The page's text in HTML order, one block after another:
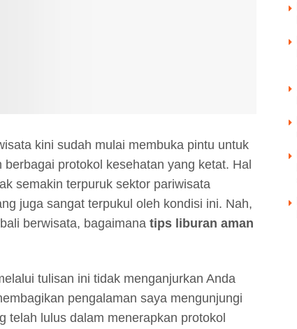
kini sudah mulai membuka pintu untuk
protokol kesehatan yang ketat. Hal
semakin terpuruk sektor pariwisata
juga sangat terpukul oleh kondisi ini. Nah,
berwisata, bagaimana tips liburan aman
tulisan ini tidak menganjurkan Anda
pengalaman saya mengunjungi
telah lulus dalam menerapkan protokol